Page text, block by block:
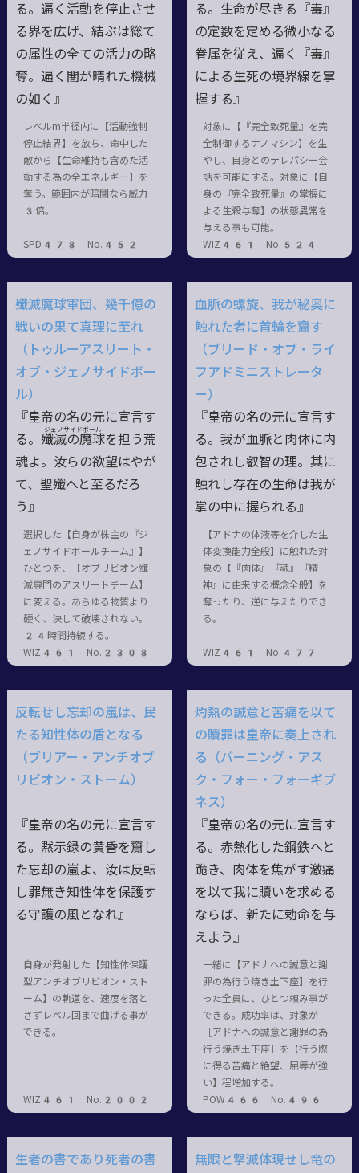
る。遍く活動を停止させ
る界を広げ、結ぶは総て
の属性の全ての活力の略
奪。遍く闇が晴れた機械
の如く』
レベルm半径内に【活動強制
停止結界】を放ち、命中した
敵から【生命維持も含めた活
動する為の全エネルギー】を
奪う。範囲内が暗闇なら威力
3倍。
SPD478 No.452
る。生命が尽きる『毒』
の定数を定める微小なる
眷属を従え、遍く『毒』
による生死の境界線を掌
握する』
対象に【『完全致死量』を完
全制御するナノマシン】を生
やし、自身とのテレパシー会
話を可能にする。対象に【自
身の『完全致死量』の掌握に
よる生殺与奪】の状態異常を
与える事も可能。
WIZ461 No.524
殲滅魔球軍団、幾千億の
戦いの果て真理に至れ
（トゥルーアスリート・
オブ・ジェノサイドボー
ル）
『皇帝の名の元に宣言す
る。殲滅の
ジェノサイドボール
魔球を担う荒
魂よ。汝らの欲望はやが
て、聖殲へと至るだろ
う』
選択した【自身が株主の『ジ
ェノサイドボールチーム』】
ひとつを、【オブリビオン殲
滅専門のアスリートチーム】
に変える。あらゆる物質より
硬く、決して破壊されない。
24時間持続する。
WIZ461 No.2308
血脈の螺旋、我が秘奥に
触れた者に首輪を齎す
（ブリード・オブ・ライ
フアドミニストレータ
ー）
『皇帝の名の元に宣言す
る。我が血脈と肉体に内
包されし叡智の理。其に
触れし存在の生命は我が
掌の中に握られる』
【アドナの体液等を介した生
体変換能力全般】に触れた対
象の【『肉体』『魂』『精
神』に由来する概念全般】を
奪ったり、逆に与えたりでき
る。
WIZ461 No.477
反転せし忘却の嵐は、民
たる知性体の盾となる
（ブリアー・アンチオブ
リビオン・ストーム）
『皇帝の名の元に宣言す
る。黙示録の黄昏を齎し
た忘却の嵐よ、汝は反転
し罪無き知性体を保護す
る守護の風となれ』
自身が発射した【知性体保護
型アンチオブリビオン・スト
ーム】の軌道を、速度を落と
さずレベル回まで曲げる事が
できる。
WIZ461 No.2002
灼熱の誠意と苦痛を以て
の贖罪は皇帝に奏上され
る（バーニング・アス
ク・フォー・フォーギブ
ネス）
『皇帝の名の元に宣言す
る。赤熱化した鋼鉄へと
跪き、肉体を焦がす激痛
を以て我に贖いを求める
ならば、新たに勅命を与
えよう』
一緒に【アドナへの誠意と謝
罪の為行う焼き土下座】を行
った全員に、ひとつ頼み事が
できる。成功率は、対象が
［アドナへの誠意と謝罪の為
行う焼き土下座］を【行う際
に得る苦痛と絶望、屈辱が強
い】程増加する。
POW466 No.496
生者の書であり死者の書 無限と撃滅体現せし竜の